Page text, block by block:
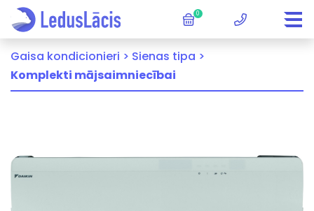
0
Gaisa kondicionieri > Sienas tipa >
Komplekti mājsaimniecībai